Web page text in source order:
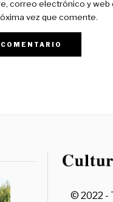
correo electrónico y web
vez que comente.
© 2022 -